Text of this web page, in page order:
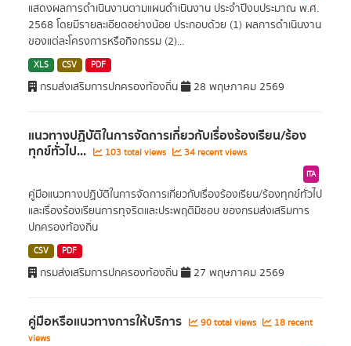
แสดงผลการดำเนินงานตามแผนดำเนินงาน ประจำปีงบประมาณ พ.ศ.
2568 โดยมีรายละเอียดอย่างน้อย ประกอบด้วย (1) ผลการดำเนินงาน
ของแต่ละโครงการหรือกิจกรรม (2)...
XLS CSV PDF
กรมส่งเสริมการปกครองท้องถิ่น 28 พฤษภาคม 2569
แนวทางปฏิบัติในการจัดการเกี่ยวกับเรื่องร้องเรียน/ร้อง
ทุกข์ทั่วไป... 103 total views 34 recent views
ITA
คู่มือแนวทางปฏิบัติในการจัดการเกี่ยวกับเรื่องร้องเรียน/ร้องทุกข์ทั่วไป
และเรื่องร้องเรียนการทุจริตและประพฤติมิชอบ ของกรมส่งเสริมการ
ปกครองท้องถิ่น
CSV PDF
กรมส่งเสริมการปกครองท้องถิ่น 27 พฤษภาคม 2569
คู่มือหรือแนวทางการให้บริการ 90 total views
18 recent
views